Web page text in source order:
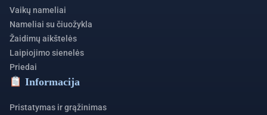
Vaikų nameliai
Nameliai su čiuožykla
Žaidimų aikštelės
Laipiojimo sienelės
Priedai
Informacija
Pristatymas ir grąžinimas